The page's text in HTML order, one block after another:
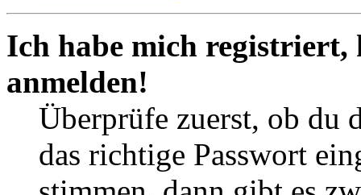
Ich habe mich
anmelden!
Überprüfe zuerst, ob du
das richtige Passwort